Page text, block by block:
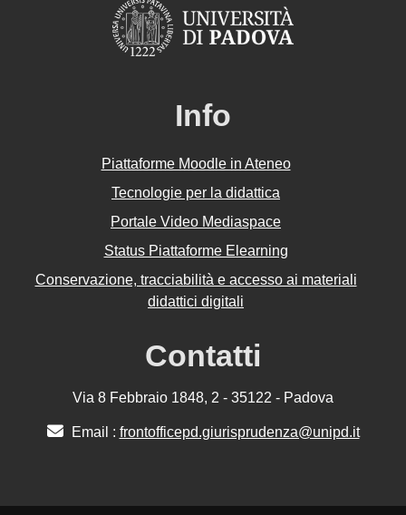
Info
Piattaforme Moodle in Ateneo
Tecnologie per la didattica
Portale Video Mediaspace
Status Piattaforme Elearning
Conservazione, tracciabilità e accesso ai materiali
didattici digitali
Contatti
Via 8 Febbraio 1848, 2 - 35122 - Padova
Email : frontofficepd.giurisprudenza@unipd.it